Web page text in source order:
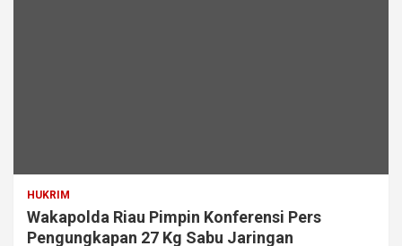
HUKRIM
Wakapolda Riau Pimpin Konferensi Pers
Pengungkapan 27 Kg Sabu Jaringan